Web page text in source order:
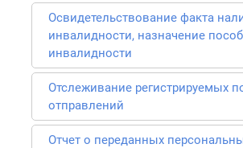
Освидетельствование факта
инвалидности, назначение
инвалидности
Отслеживание регистрируемых
отправлений
Отчет о переданных